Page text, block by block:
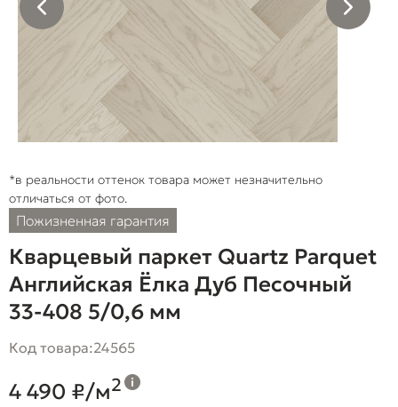
*в реальности оттенок товара может незначительно
отличаться от фото.
Пожизненная гарантия
Кварцевый паркет Quartz Parquet
Английская Ёлка Дуб Песочный
33-408 5/0,6 мм
Код товара:24565
4 490 ₽/м2